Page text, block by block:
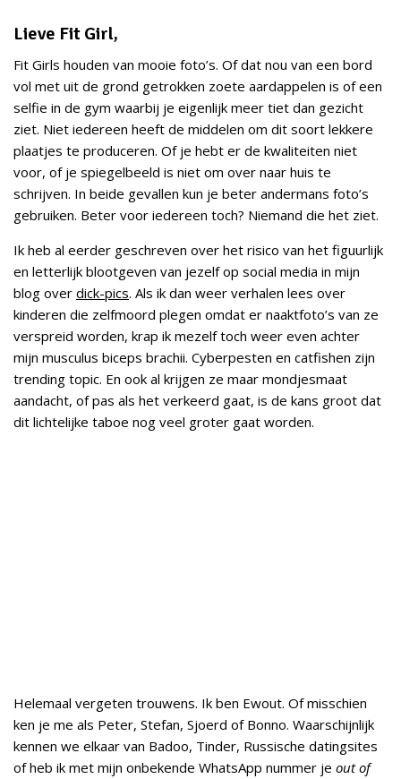
Lieve Fit Girl,
Fit Girls houden van mooie foto’s. Of dat nou van een bord
vol met uit de grond getrokken zoete aardappelen is of een
selfie in de gym waarbij je eigenlijk meer tiet dan gezicht
ziet. Niet iedereen heeft de middelen om dit soort lekkere
plaatjes te produceren. Of je hebt er de kwaliteiten niet
voor, of je spiegelbeeld is niet om over naar huis te
schrijven. In beide gevallen kun je beter andermans foto’s
gebruiken. Beter voor iedereen toch? Niemand die het ziet.
Ik heb al eerder geschreven over het risico van het figuurlijk
en letterlijk blootgeven van jezelf op social media in mijn
blog over dick-pics. Als ik dan weer verhalen lees over
kinderen die zelfmoord plegen omdat er naaktfoto’s van ze
verspreid worden, krap ik mezelf toch weer even achter
mijn musculus biceps brachii. Cyberpesten en catfishen zijn
trending topic. En ook al krijgen ze maar mondjesmaat
aandacht, of pas als het verkeerd gaat, is de kans groot dat
dit lichtelijke taboe nog veel groter gaat worden.
Helemaal vergeten trouwens. Ik ben Ewout. Of misschien
ken je me als Peter, Stefan, Sjoerd of Bonno. Waarschijnlijk
kennen we elkaar van Badoo, Tinder, Russische datingsites
of heb ik met mijn onbekende WhatsApp nummer je out of